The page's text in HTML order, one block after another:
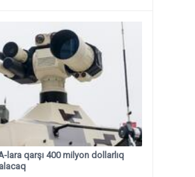
lara qarşı 400 milyon dollarlıq